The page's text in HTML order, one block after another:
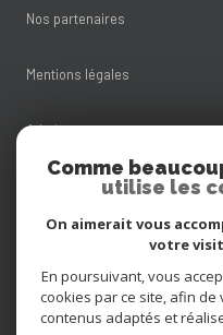
Nos partenaires
Mentions légales
Admin
Nos honoraires
Cookies
Comme
utilise les
On aimerait vous
votre
En poursuivant, vous
cookies par ce site, afin
contenus adaptés et